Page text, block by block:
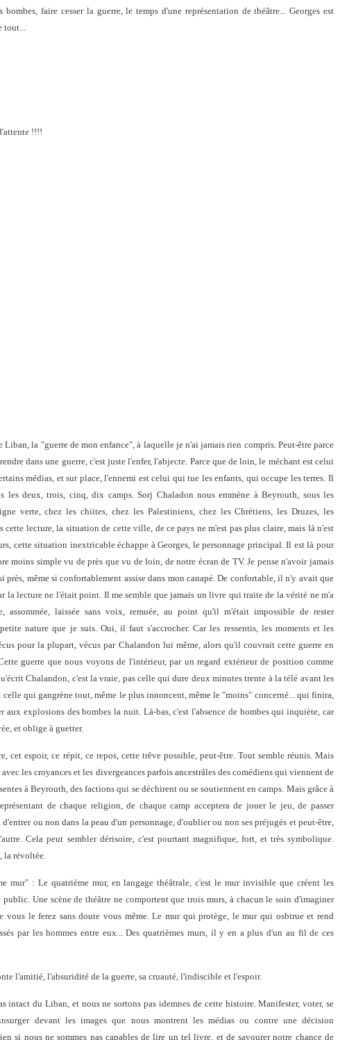
bombes, faire cesser la guerre, le temps d'une représentation de théâtre... Georges est
tout...
!!!!
Liban, la "guerre de mon enfance", à laquelle je n'ai jamais rien compris. Peut-être parce
dans une guerre, c'est juste l'enfer, l'abjecte. Parce que de loin, le méchant est celui
médias, et sur place, l'ennemi est celui qui tue les enfants, qui occupe les terres. Il
les deux, trois, cinq, dix camps. Sorj Chaladon nous emmène à Beyrouth, sous les
verte, chez les chiites, chez les Palestiniens, chez les Chrétiens, les Druzes, les
cette lecture, la situation de cette ville, de ce pays ne m'est pas plus claire, mais là n'est
cette situation inextricable échappe à Georges, le personnage principal. Il est là pour
moins simple vu de près que vu de loin, de notre écran de TV. Je pense n'avoir jamais
près, même si confortablement assise dans mon canapé. De confortable, il n'y avait que
la lecture ne l'était point. Il me semble que jamais un livre qui traite de la vérité ne m'a
assommée, laissée sans voix, remuée, au point qu'il m'était impossible de rester
nature que je suis. Oui, il faut s'accrocher. Car les ressentis, les moments et les
pour la plupart, vécus par Chalandon lui même, alors qu'il couvrait cette guerre en
guerre que nous voyons de l'intérieur, par un regard extérieur de position comme
Chalandon, c'est la vraie, pas celle qui dure deux minutes trente à la télé avant les
celle qui gangrène tout, même le plus innoncent, même le "moins" concerné... qui finira,
aux explosions des bombes la nuit. Là-bas, c'est l'absence de bombes qui inquiète, car
et oblige à guetter.
cet espoir, ce répit, ce repos, cette trêve possible, peut-être. Tout semble réunis. Mais
les croyances et les divergeances parfois ancestrâles des comédiens qui viennent de
à Beyrouth, des factions qui se déchirent ou se soutiennent en camps. Mais grâce à
de chaque religion, de chaque camp acceptera de jouer le jeu, de passer
d'entrer ou non dans la peau d'un personnage, d'oublier ou non ses préjugés et peut-être,
Cela peut sembler dérisoire, c'est pourtant magnifique, fort, et très symbolique.
la révoltée.
mur" : Le quatrième mur, en langage théâtrale, c'est le mur invisible que créent les
public. Une scène de théâtre ne comportent que trois murs, à chacun le soin d'imaginer
vous le ferez sans doute vous même. Le mur qui protège, le mur qui osbtrue et rend
par les hommes entre eux... Des quatrièmes murs, il y en a plus d'un au fil de ces
l'amitié, l'absuridité de la guerre, sa cruauté, l'indiscible et l'espoir.
intact du Liban, et nous ne sortons pas idemnes de cette histoire. Manifester, voter, se
devant les images que nous montrent les médias ou contre une décision
si nous ne sommes pas capables de lire un tel livre, et de savourer notre chance de